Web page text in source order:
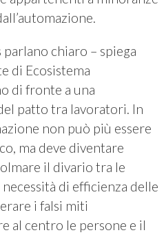
parlano chiaro – spiega
di Ecosistema
di fronte a una
patto tra lavoratori. In
non può più essere
ma deve diventare
il divario tra le
di efficienza delle
i falsi miti
al centro le persone e il